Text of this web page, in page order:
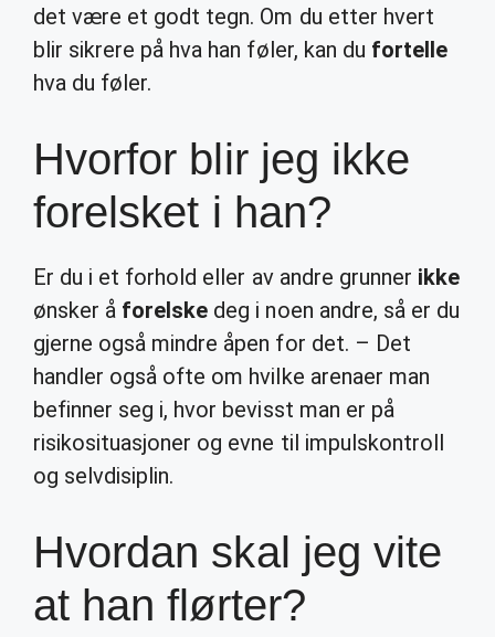
det være et godt tegn. Om du etter hvert
blir sikrere på hva han føler, kan du fortelle
hva du føler.
Hvorfor blir jeg ikke
forelsket i han?
Er du i et forhold eller av andre grunner ikke
ønsker å forelske deg i noen andre, så er du
gjerne også mindre åpen for det. – Det
handler også ofte om hvilke arenaer man
befinner seg i, hvor bevisst man er på
risikosituasjoner og evne til impulskontroll
og selvdisiplin.
Hvordan skal jeg vite
at han flørter?